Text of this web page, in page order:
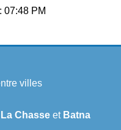
07:48 PM
villes
Chasse et Batna